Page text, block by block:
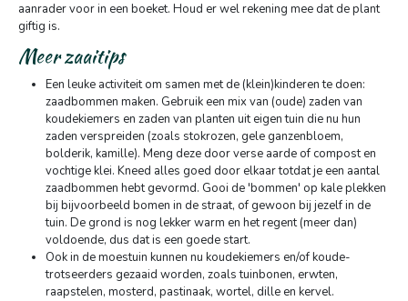
aanrader voor in een boeket. Houd er wel rekening mee dat de plant
giftig is.
Meer zaaitips
Een leuke activiteit om samen met de (klein)kinderen te doen:
zaadbommen maken. Gebruik een mix van (oude) zaden van
koudekiemers en zaden van planten uit eigen tuin die nu hun
zaden verspreiden (zoals stokrozen, gele ganzenbloem,
bolderik, kamille). Meng deze door verse aarde of compost en
vochtige klei. Kneed alles goed door elkaar totdat je een aantal
zaadbommen hebt gevormd. Gooi de 'bommen' op kale plekken
bij bijvoorbeeld bomen in de straat, of gewoon bij jezelf in de
tuin. De grond is nog lekker warm en het regent (meer dan)
voldoende, dus dat is een goede start.
Ook in de moestuin kunnen nu koudekiemers en/of koude-
trotseerders gezaaid worden, zoals tuinbonen, erwten,
raapstelen, mosterd, pastinaak, wortel, dille en kervel.